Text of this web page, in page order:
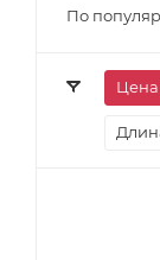
По
Цена